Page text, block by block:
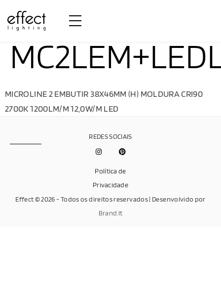
MICROLINE 2 EMBUTIR 38X46MM (H) MOLDURA CRI90
2700K 1200LM/M 12,0W/M LED
Effect © 2026 - Todos os direitos reservados | Desenvolvido por
Brand.It
Política de
Privacidade
REDES SOCIAIS